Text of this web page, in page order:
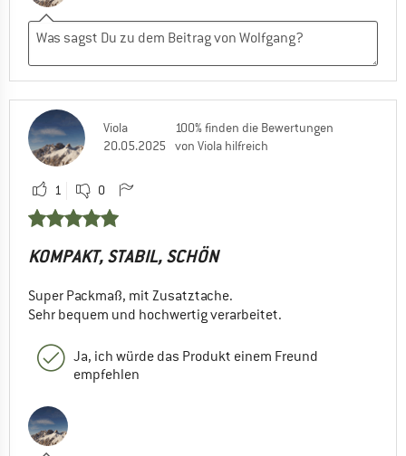
Viola
20.05.2025
100% finden die Bewertungen
von Viola hilfreich
1 0
KOMPAKT, STABIL, SCHÖN
Super Packmaß, mit Zusatztache.
Sehr bequem und hochwertig verarbeitet.
Ja, ich würde das Produkt einem Freund
empfehlen